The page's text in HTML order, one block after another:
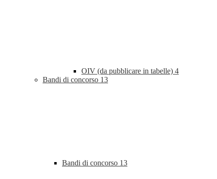
OIV (da pubblicare in tabelle) 4
Bandi di concorso 13
Bandi di concorso 13